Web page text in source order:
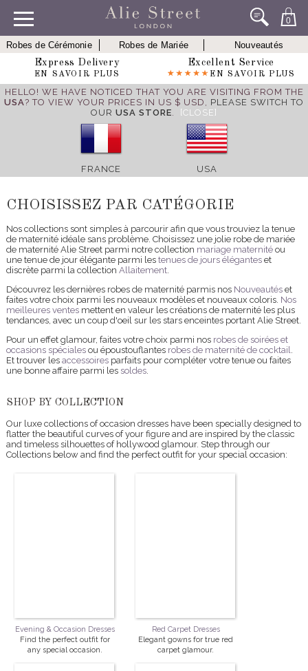
0
Robes de Cérémonie Robes de Mariée
Nouveautés
Express Delivery
EN SAVOIR PLUS
Excellent Service
EN SAVOIR PLUS
HELLO! WE HAVE NOTICED THAT YOU ARE VISITING FROM THE
USA? TO VIEW YOUR PRICES IN US $ USD, PLEASE SWITCH TO
OUR USA STORE. [CLOSE]
FRANCE USA
CHOISISSEZ PAR CATÉGORIE
Nos collections sont simples à parcourir afin que vous trouviez la tenue
de maternité idéale sans problème. Choisissez une jolie robe de mariée
de maternité Alie Street parmi notre collection mariage maternitéou
une tenue de jour élégante parmi les tenues de jours éléganteset
discrète parmi la collection Allaitement.
Découvrez les dernières robes de maternité parmis nos Nouveautéset
faites votre choix parmi les nouveaux modèles et nouveaux coloris. Nos
meilleures ventesmettent en valeur les créations de maternité les plus
tendances, avec un coup d'oeil sur les stars enceintes portant Alie Street.
Pour un effet glamour, faites votre choix parmi nos robes de soirées et
occasions spécialesou époustouflantes robes de maternité de cocktail.
Et trouver les accessoiresparfaits pour compléter votre tenue ou faites
une bonne affaire parmi lessoldes.
SHOP BY COLLECTION
Our luxe collections of occasion dresses have been specially designed to
flatter the beautiful curves of your figure and are inspired by the classic
and timeless silhouettes of hollywood glamour. Step through our
Collections below and find the perfect outfit for your special occasion:
Evening & Occasion Dresses
Find the perfect outfit for
any special occasion.
Red Carpet Dresses
Elegant gowns for true red
carpet glamour.